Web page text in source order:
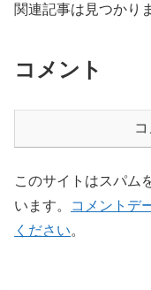
関連記事は見つかり
コメント
このサイトはスパム
います。
コメントデ
ください。